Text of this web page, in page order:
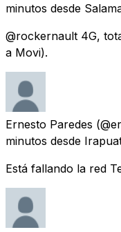
minutos desde
@rockernault 4G,
a Movi).
Ernesto Paredes
minutos desde
Está fallando la red